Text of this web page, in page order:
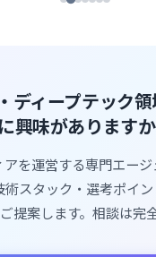
ディープテック
に興味があります
アを運営する専門エー
術スタック・選考ポイ
提案します。相談は完